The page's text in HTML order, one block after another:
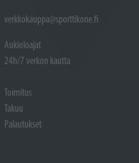
verkkokauppa@sporttikone.fi
Aukioloajat
24h/7 verkon kautta
Toimitus
Takuu
Palautukset